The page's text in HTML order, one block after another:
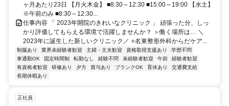
ヶ月あたり23日 【月火木金】 ■8:30～12:30 ■15:00～19:00 【水土】
※午前のみ ■8:30～12:30...
仕事内容 「 2023年開院のきれいなクリニック 」 頑張った分、しっ
かり評価してもらえる環境で活躍しませんか？ ＞働く場所は… ＼
2023年に誕生した新しいクリニック／ ⭐名東整形外科からだケア...
制服あり 業界未経験者歓迎 主婦・主夫歓迎 資格取得支援あり
学歴不問
車通勤OK
固定時間制 転勤なし 経験不問 未経験者歓迎 午前
経験者歓迎
有資格者歓迎
研修あり 夕方 賞与あり ブランクOK 育休あり
交通費支給
長期休暇あり
正社員